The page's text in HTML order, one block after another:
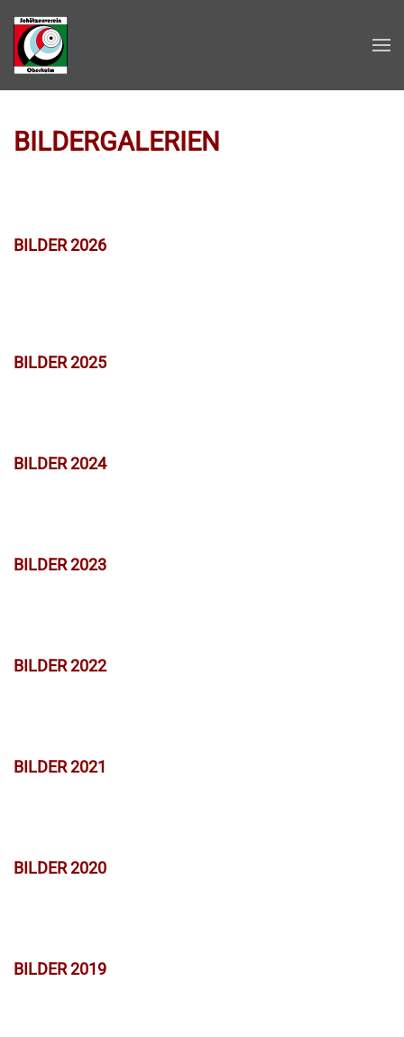
Zum Hauptinhalt springen
BILDERGALERIEN
BILDER 2026
BILDER 2025
BILDER 2024
BILDER 2023
BILDER 2022
BILDER 2021
BILDER 2020
BILDER 2019